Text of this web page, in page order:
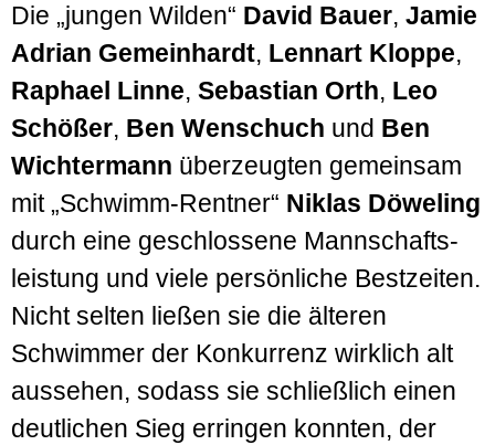
Die „jungen Wilden“ David Bauer, Jamie
Adrian Gemein­hardt, Lennart Kloppe,
Raphael Linne, Sebastian Orth, Leo
Schößer, Ben Wenschuch und Ben
Wichter­mann überzeugten gemeinsam
mit „Schwimm-Rentner“ Niklas Döweling
durch eine geschlossene Mann­schafts­
leistung und viele per­sönliche Best­zeiten.
Nicht selten ließen sie die älteren
Schwimmer der Konkurrenz wirklich alt
aussehen, sodass sie schließlich einen
deutlichen Sieg erringen konnten, der